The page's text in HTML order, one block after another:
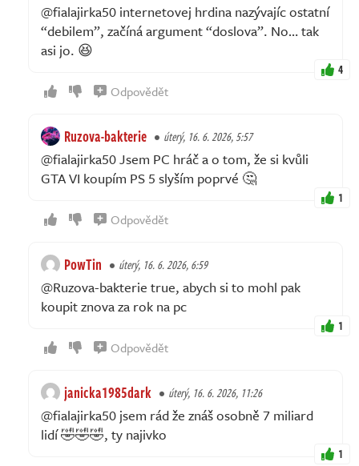
@fialajirka50 internetovej hrdina nazývajíc ostatní
“debilem”, začíná argument “doslova”. No… tak
asi jo. 😆
4
Odpovědět
Ruzova-bakterie úterý, 16. 6. 2026, 5:57
@fialajirka50 Jsem PC hráč a o tom, že si kvůli
GTA VI koupím PS 5 slyším poprvé 🤔
1
Odpovědět
PowTin úterý, 16. 6. 2026, 6:59
@Ruzova-bakterie true, abych si to mohl pak
koupit znova za rok na pc
1
Odpovědět
janicka1985dark úterý, 16. 6. 2026, 11:26
@fialajirka50 jsem rád že znáš osobně 7 miliard
lidí 🤣🤣🤣, ty najivko
1